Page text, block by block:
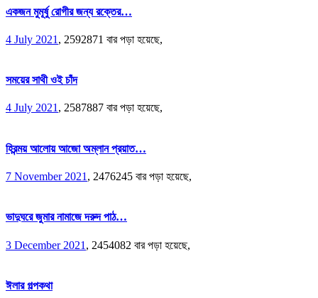
একজন মুমূর্ষু রোগীর জন্য রক্তের…
4 July 2021 , 2592871 বার পড়া হয়েছে,
সময়ের সাথী ওই চাঁদ
4 July 2021, 2587887 বার পড়া হয়েছে,
হিরন্ময় আলোয় আজো অম্লান প্রয়াত…
7 November 2021 , 2476245 বার পড়া হয়েছে,
ভাদুঘরে জুমার নামাজে দরুদ পাঠ…
3 December 2021 , 2454082 বার পড়া হয়েছে,
ঈলার গল্পকথা